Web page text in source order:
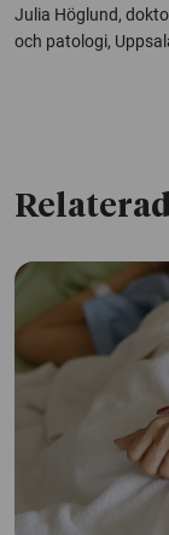
Julia Höglund,
och patologi,